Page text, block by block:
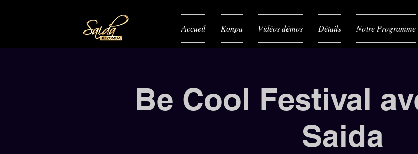
Accueil Konpa Vidéos démos Détails Notre Programme
Be Cool Festival
Saida